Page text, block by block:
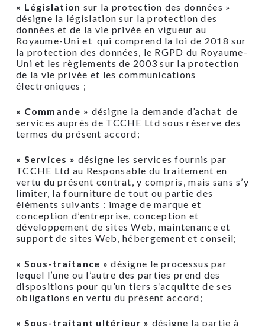
« Législation sur la protection des données »
désigne la législation sur la protection des
données et de la vie privée en vigueur au
Royaume-Uni et qui comprend la loi de 2018 sur
la protection des données, le RGPD du Royaume-
Uni et les règlements de 2003 sur la protection
de la vie privée et les communications
électroniques ;
« Commande » désigne la demande d’achat de
services auprès de TCCHE Ltd sous réserve des
termes du présent accord;
« Services » désigne les services fournis par
TCCHE Ltd au Responsable du traitement en
vertu du présent contrat, y compris, mais sans s’y
limiter, la fourniture de tout ou partie des
éléments suivants : image de marque et
conception d’entreprise, conception et
développement de sites Web, maintenance et
support de sites Web, hébergement et conseil;
« Sous-traitance » désigne le processus par
lequel l’une ou l’autre des parties prend des
dispositions pour qu’un tiers s’acquitte de ses
obligations en vertu du présent accord;
« Sous-traitant ultérieur » désigne la partie à